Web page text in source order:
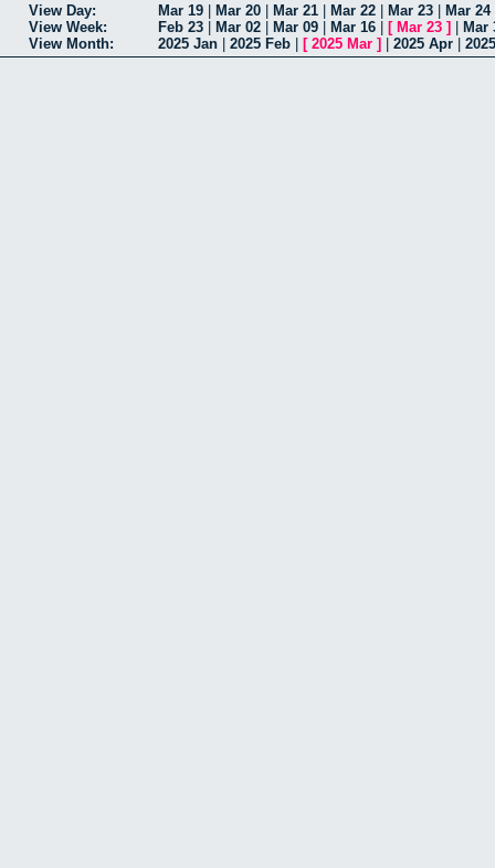
View Day: Mar 19 Mar 20 Mar 21 Mar 22 Mar 23 Mar 24
View Week:
Feb 23 Mar 02 Mar 09 Mar 16 [ Mar 23 ]
Mar
View Month:
2025 Jan 2025 Feb [ 2025 Mar ] 2025 Apr